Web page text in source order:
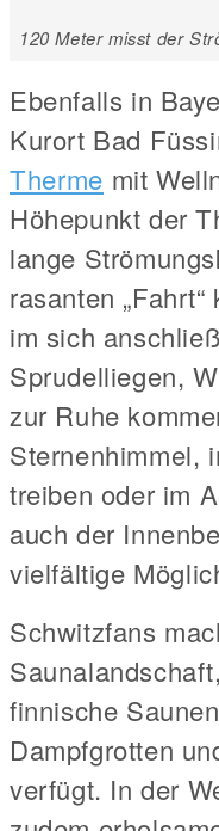
120 Meter misst der
Ebenfalls in
Kurort Bad
Therme mit
Höhepunkt der
lange
rasanten
im sich
Sprudelliegen,
zur Ruhe
Sternenhimmel,
treiben oder im
auch der
vielfältige
Schwitzfans
finnische
Dampfgrotten
verfügt. In der